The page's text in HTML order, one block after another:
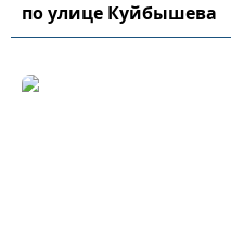
по улице Куйбышева